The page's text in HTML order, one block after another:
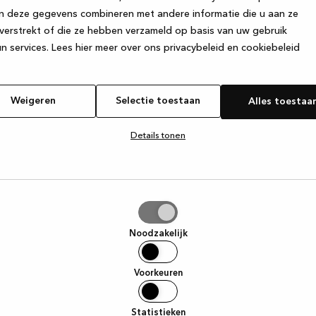
deze gegevens combineren met andere informatie die u aan ze
of die ze hebben verzameld op basis van uw gebruik
services. Lees hier meer over ons privacybeleid en cookiebeleid
Weigeren Selectie toestaan Alles
Details tonen
Noodzakelijk
Voorkeuren
Statistieken
has occurred while loadingwww.kvik.be (see the